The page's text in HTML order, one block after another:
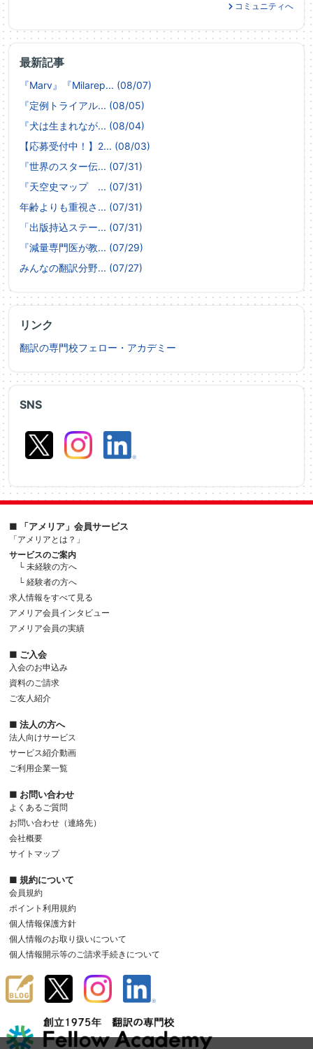
SNS
最新記事
『Marv』『Milarep... (08/07)
『定例トライアル... (08/05)
『犬は生まれなが... (08/04)
【応募受付中！】2... (08/03)
『世界のスター伝... (07/31)
『天空史マップ ... (07/31)
年齢よりも重視さ... (07/31)
「出版持込ステー... (07/31)
『減量専門医が教... (07/29)
みんなの翻訳分野... (07/27)
リンク
翻訳の専門校フェロー・アカデミー
コミュニティへ
■ 「アメリア」会員サービス
「アメリアとは？」
サービスのご案内
└ 未経験の方へ
└ 経験者の方へ
求人情報をすべて見る
アメリア会員インタビュー
アメリア会員の実績
■ ご入会
入会のお申込み
資料のご請求
ご友人紹介
■ 法人の方へ
法人向けサービス
サービス紹介動画
ご利用企業一覧
■ お問い合わせ
よくあるご質問
お問い合わせ（連絡先）
会社概要
サイトマップ
■ 規約について
会員規約
ポイント利用規約
個人情報保護方針
個人情報のお取り扱いについて
個人情報開示等のご請求手続きについて